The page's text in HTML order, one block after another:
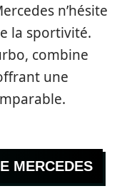
n’hésite
la sportivité.
combine
une
MERCEDES